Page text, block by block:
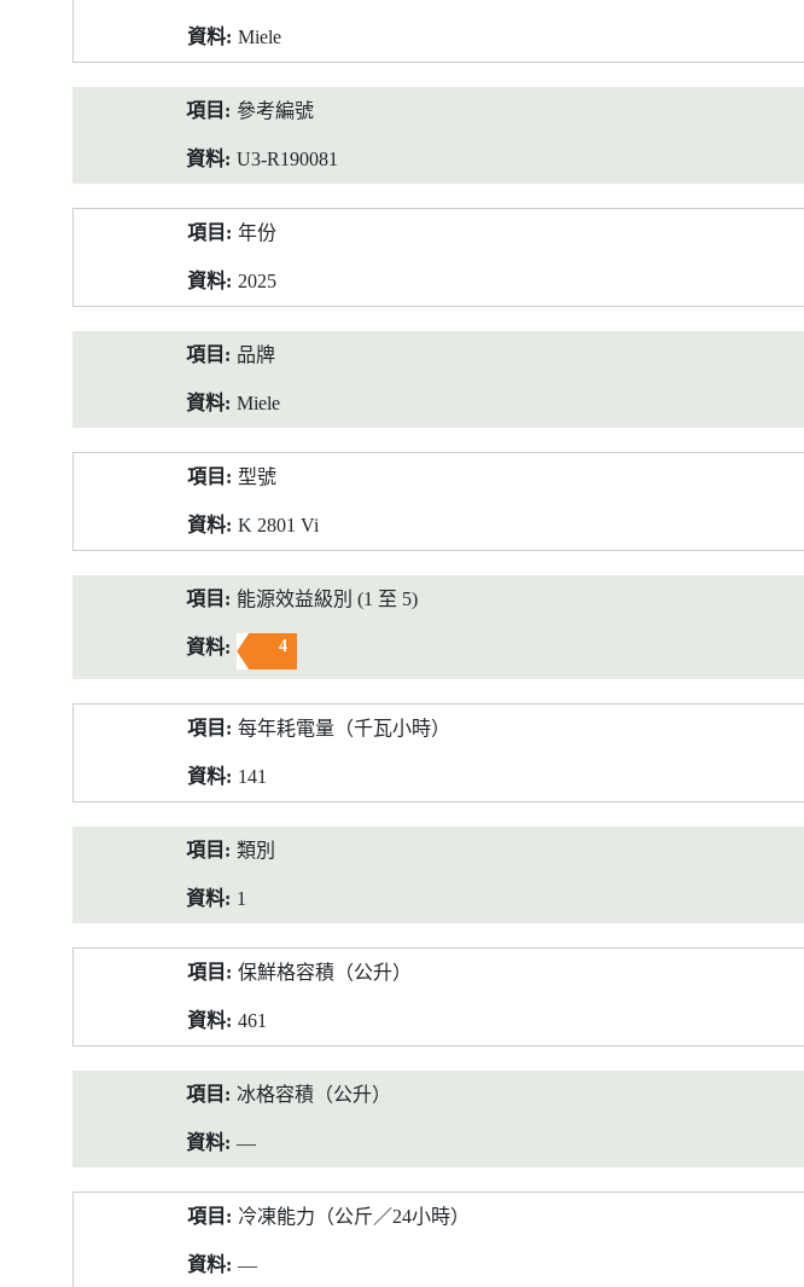
料
Miele
參考編號
U3-R190081
年份
2025
品牌
Miele
型號
K 2801 Vi
能源效益級別 (1 至 5)
4
每年耗電量（千瓦小時）
141
類別
1
保鮮格容積（公升）
461
冰格容積（公升）
—
冷凍能力（公斤／24小時）
—